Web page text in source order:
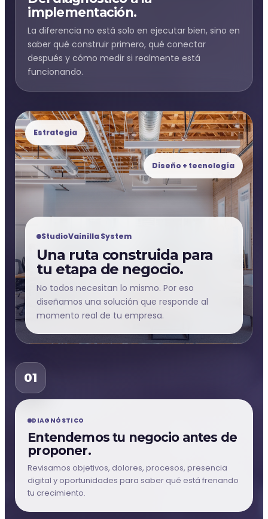
implementación.
La diferencia no está solo en ejecutar bien, sino en
saber qué construir primero, qué conectar
después y cómo medir si realmente está
funcionando.
Estrategia
Diseño + tecnología
StudioVainilla System
Una ruta construida para
tu etapa de negocio.
No todos necesitan lo mismo. Por eso
diseñamos una solución que responde al
momento real de tu empresa.
01
DIAGNÓSTICO
Entendemos tu negocio antes de
proponer.
Revisamos objetivos, dolores, procesos, presencia
digital y oportunidades para saber qué está frenando
tu crecimiento.